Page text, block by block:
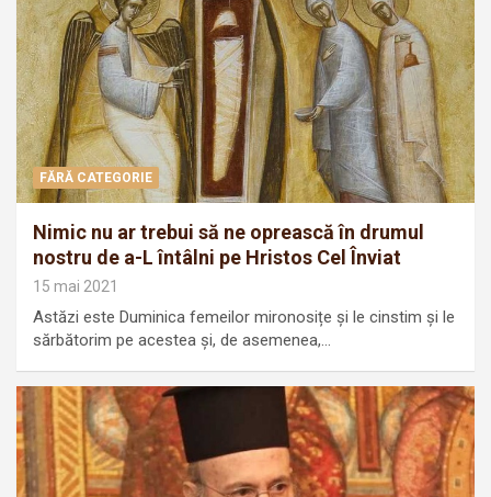
FĂRĂ CATEGORIE
Nimic nu ar trebui să ne oprească în drumul
nostru de a-L întâlni pe Hristos Cel Înviat
15 mai 2021
Astăzi este Duminica femeilor mironosițe și le cinstim și le
sărbătorim pe acestea și, de asemenea,…